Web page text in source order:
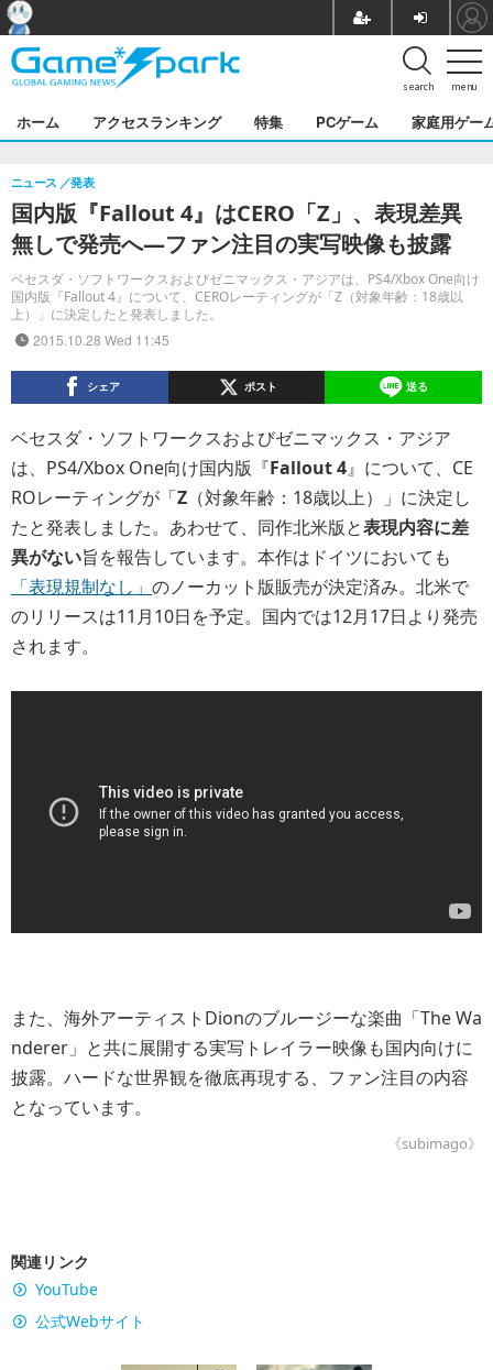
menu
search
ホーム アクセスランキング 特集 PCゲーム 家庭用ゲー
国内版『Fallout 4』はCERO「Z」、表現差異
無しで発売へ―ファン注目の実写映像も披露
ベセスダ・ソフトワークスおよびゼニマックス・アジアは、PS4/Xbox One向け
国内版『Fallout 4』について、CEROレーティングが「Z（対象年齢：18歳以
上）」に決定したと発表しました。
ニュース 発表
2015.10.28 Wed 11:45
シェア ポスト 送る
ベセスダ・ソフトワークスおよびゼニマックス・アジア
は、PS4/Xbox One向け国内版『Fallout 4』について、CE
ROレーティングが「Z （対象年齢：18歳以上）」に決定し
たと発表しました。あわせて、同作北米版と表現内容に差
異がない旨を報告しています。本作はドイツにおいても
「表現規制なし」 のノーカット版販売が決定済み。北米で
のリリースは11月10日を予定。国内では12月17日より発売
されます。
また、海外アーティストDionのブルージーな楽曲「The Wa
nderer」と共に展開する実写トレイラー映像も国内向けに
披露。ハードな世界観を徹底再現する、ファン注目の内容
となっています。
《subimago》
関連リンク
YouTube
公式Webサイト